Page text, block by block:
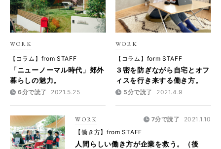
WORK
【コラム】from STAFF
「ニューノーマル時代」郊外
暮らしの魅力。
6分で読了 2021.5.25
WORK
【コラム】form STAFF
３密を防ぎながら自宅とオフ
ィスを行き来する働き方​。
5分で読了 2021.4.9
WORK 7分で読了
2021.1.10
【働き方】from STAFF
人間らしい働き方が企業を救う。（後